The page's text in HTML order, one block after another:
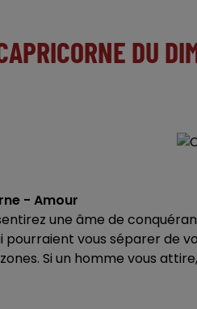
DU
- Amour
une âme de
pourraient vous séparer de
Si un homme vous